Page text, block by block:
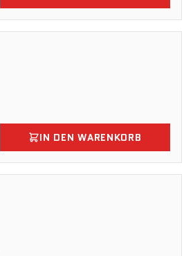
IN DEN WARENKORB